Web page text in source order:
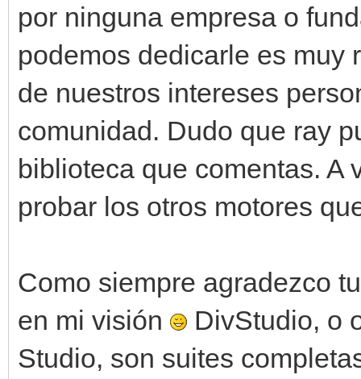
por ninguna empresa o
podemos dedicarle es muy
de nuestros intereses
comunidad. Dudo que ray
biblioteca que comentas. A
probar los otros motores
Como siempre agradezco
en mi visión
DivStudio, o
Studio, son suites